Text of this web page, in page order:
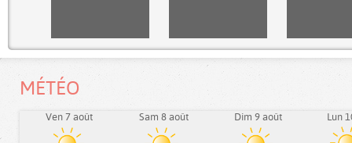
MÉTÉO
Ven 7 août Sam 8 août Dim 9 août Lun